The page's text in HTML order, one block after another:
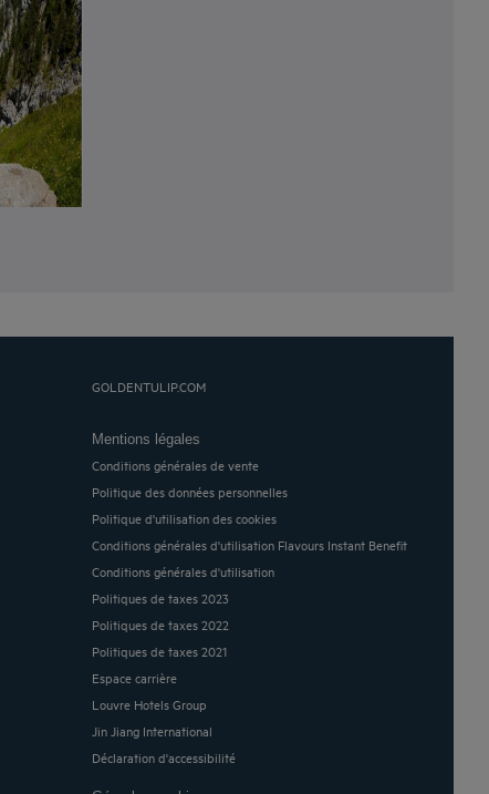
GOLDENTULIP.COM
Mentions légales
Conditions générales de vente
Politique des données personnelles
Politique d'utilisation des cookies
Conditions générales d'utilisation Flavours Instant Benefit
Conditions générales d'utilisation
Politiques de taxes 2023
Politiques de taxes 2022
Politiques de taxes 2021
Espace carrière
Louvre Hotels Group
Jin Jiang International
Déclaration d'accessibilité